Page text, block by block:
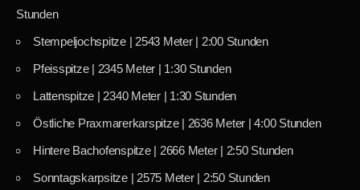
Stunden
Stempeljochspitze | 2543 Meter | 2:00 Stunden
Pfeisspitze | 2345 Meter | 1:30 Stunden
Lattenspitze | 2340 Meter | 1:30 Stunden
Östliche Praxmarerkarspitze | 2636 Meter | 4:00 Stunden
Hintere Bachofenspitze | 2666 Meter | 2:50 Stunden
Sonntagskarpsitze | 2575 Meter | 2:50 Stunden